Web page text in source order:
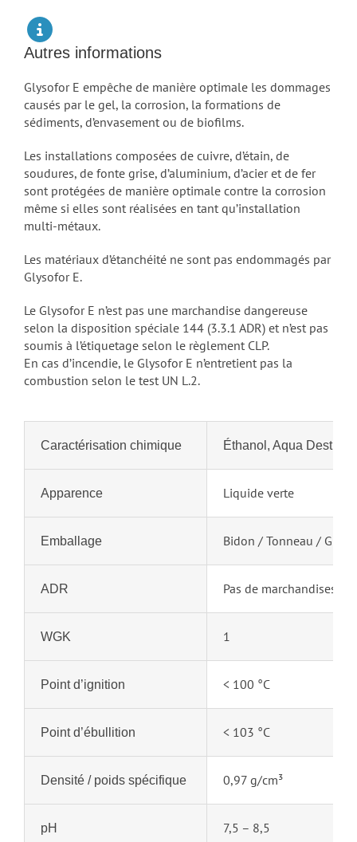
Autres informations
Glysofor E empêche de manière optimale les dommages
causés par le gel, la corrosion, la formations de
sédiments, d’envasement ou de biofilms.
Les installations composées de cuivre, d’étain, de
soudures, de fonte grise, d’aluminium, d’acier et de fer
sont protégées de manière optimale contre la corrosion
même si elles sont réalisées en tant qu’installation
multi-métaux.
Les matériaux d’étanchéité ne sont pas endommagés par
Glysofor E.
Le Glysofor E n’est pas une marchandise dangereuse
selon la disposition spéciale 144 (3.3.1 ADR) et n’est pas
soumis à l’étiquetage selon le règlement CLP.
En cas d’incendie, le Glysofor E n’entretient pas la
combustion selon le test UN L.2.
Caractérisation chimique Éthanol, Aqua Dest.
Apparence Liquide verte
Emballage Bidon / Tonneau / GRV
ADR Pas de marchandises
WGK 1
Point d’ignition < 100 °C
Point d’ébullition < 103 °C
Densité / poids spécifique 0,97 g/cm³
pH 7,5 – 8,5